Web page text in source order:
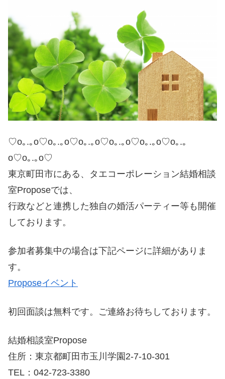
♡o｡.｡o♡o｡.｡o♡o｡.｡o♡o｡.｡o♡o｡.｡o♡o｡.｡
o♡o｡.｡o♡
東京町田市にある、タエコーポレーション結婚相談
室Proposeでは、
行政などと連携した独自の婚活パーティー等も開催
しております。
参加者募集中の場合は下記ページに詳細がありま
す。
Proposeイベント
初回面談は無料です。ご連絡お待ちしております。
結婚相談室Propose
住所：東京都町田市玉川学園2-7-10-301
TEL：042-723-3380